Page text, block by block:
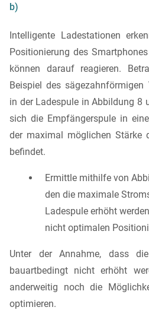
b)
Intelligente Ladestationen
Positionierung des
können darauf reagieren.
Beispiel des
in der Ladespule in Abbildung 8
sich die Empfängerspule in
der maximal möglichen Stärke
befindet.
Ermittle mithilfe von
den die maximale
Ladespule erhöht
nicht optimalen
Unter der Annahme, dass
bauartbedingt nicht erhöht
anderweitig noch die
optimieren.